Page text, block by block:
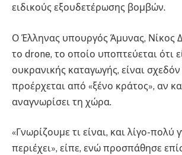
ειδικούς εξουδετέρωσης βομβών.
Ο Έλληνας υπουργός Άμυνας, Νίκος
το drone, το οποίο υποπτεύεται ότι
ουκρανικής καταγωγής, είναι σχεδόν
προέρχεται από «ξένο κράτος», αν
αναγνωρίσει τη χώρα.
«Γνωρίζουμε τι είναι, και λίγο-πολύ
περιέχει», είπε, ενώ προσπάθησε